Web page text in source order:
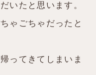
いたと思います。
ゃごちゃだったと
ってきてしまいま